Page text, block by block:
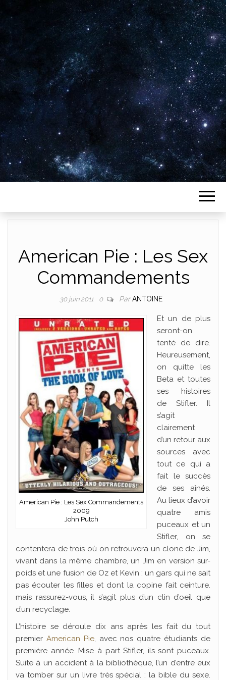
Plus de 2800 critiques de films
American Pie : Les Sex
Commandements
30 juin 2011 0 ParANTOINE
American Pie : Les Sex Commandements
2009
John Putch
Et un de plus
seront-on
tenté de dire.
Heureusement,
on quitte les
Beta et toutes
ses histoires
de Stifler. Il
s’agit
clairement
d’un retour aux
sources avec
tout ce qui a
fait le succès
de ses aînés.
Au lieux d’avoir
quatre amis
puceaux et un
Stifler, on se
contentera de trois où on retrouvera un clone de Jim,
vivant dans la même chambre, un Jim en version sur-
poids et une fusion de Oz et Kevin : un gars qui ne sait
pas écouter les filles et dont la copine fait ceinture.
mais rassurez-vous, il s’agit plus d’un clin d’oeil que
d’un recyclage.
L’histoire se déroule dix ans après les fait du tout
premier American Pie, avec nos quatre étudiants de
première année. Mise à part Stifler, ils sont puceaux.
Suite à un accident à la bibliothèque, l’un d’entre eux
va tomber sur un livre très spécial : la bible du sexe.